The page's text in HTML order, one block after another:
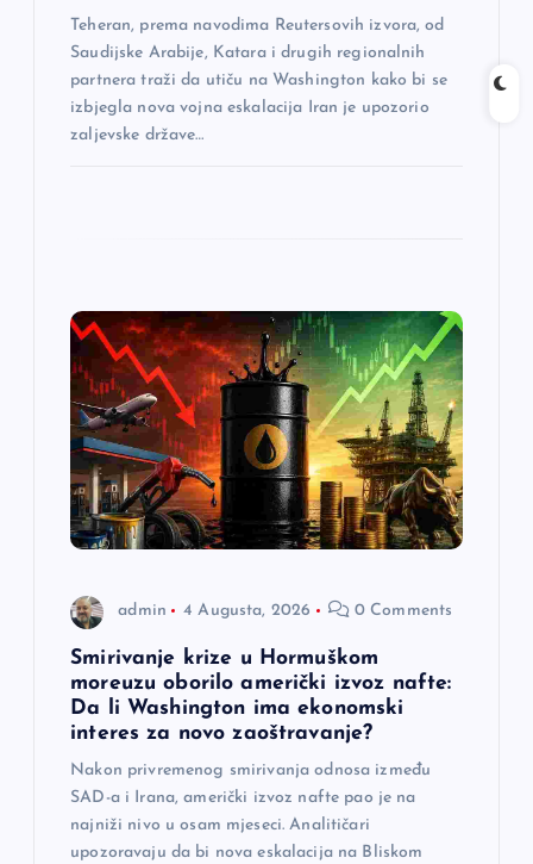
Teheran, prema navodima Reutersovih izvora, od
Saudijske Arabije, Katara i drugih regionalnih
partnera traži da utiču na Washington kako bi se
izbjegla nova vojna eskalacija Iran je upozorio
zaljevske države…
admin 4 Augusta, 2026 0 Comments
Smirivanje krize u Hormuškom
moreuzu oborilo američki izvoz nafte:
Da li Washington ima ekonomski
interes za novo zaoštravanje?
Nakon privremenog smirivanja odnosa između
SAD-a i Irana, američki izvoz nafte pao je na
najniži nivo u osam mjeseci. Analitičari
upozoravaju da bi nova eskalacija na Bliskom